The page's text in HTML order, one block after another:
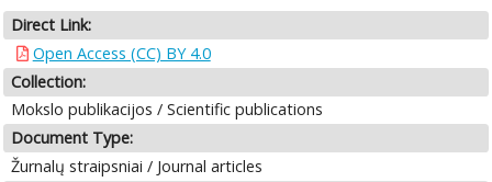
Direct Link:
Open Access (CC) BY 4.0
Collection:
Mokslo publikacijos / Scientific publications
Document Type:
Žurnalų straipsniai / Journal articles